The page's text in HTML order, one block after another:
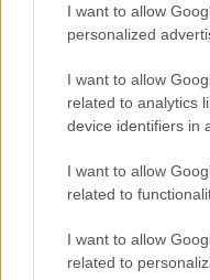
I want to allow
personalized
I want to allow
related to analytics
device identifiers in
I want to allow
related to
I want to allow
related to
kecskemét